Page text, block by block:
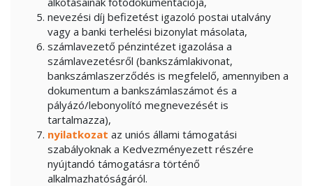
nevezési díj befizetést igazoló postai utalvány
vagy a banki terhelési bizonylat másolata,
számlavezető pénzintézet igazolása a
számlavezetésről (bankszámlakivonat,
bankszámlaszerződés is megfelelő, amennyiben a
dokumentum a bankszámlaszámot és a
pályázó/lebonyolító megnevezését is
tartalmazza),
nyilatkozat az uniós állami támogatási
szabályoknak a Kedvezményezett részére
nyújtandó támogatásra történő
alkalmazhatóságáról.